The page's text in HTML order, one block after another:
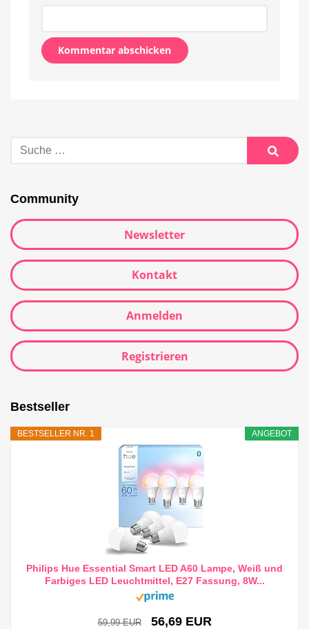
nach:
Suche
Community
Newsletter
Kontakt
Anmelden
Registrieren
Bestseller
ANGEBOT
BESTSELLER NR. 1
Philips Hue Essential Smart LED A60 Lampe, Weiß und
Farbiges LED Leuchtmittel, E27 Fassung, 8W...
59,99 EUR 56,69 EUR